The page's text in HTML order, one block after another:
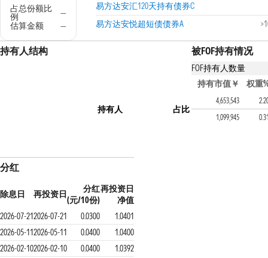
占总份额比
例
—
估算金额
—
易方达安汇120天持有债券C
易方达安悦超短债债券A
持有人结构
持有人 占比
被FOF持有情况
FOF持有人数量
持有该基金的FOF产
持有市值￥ 权重
建信优享平衡养老目标
4,653,543
中加智选回报三个月持
1,099,945
分红
除息日 再投资日
分红
(元/10份)
再投资日
净值
2026-07-212026-07-21 0.0300
1.0401
2026-05-112026-05-11 0.0400
1.0400
2026-02-102026-02-10 0.0400
1.0392